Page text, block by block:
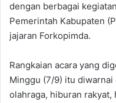
dengan berbagai
Pemerintah Kabupaten
jajaran Forkopimda.
‎Rangkaian acara yang
Minggu (7/9) itu
olahraga, hiburan